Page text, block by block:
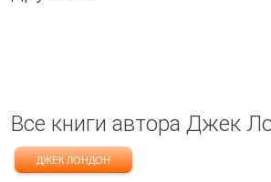
Все книги автора Джек
ДЖЕК ЛОНДОН